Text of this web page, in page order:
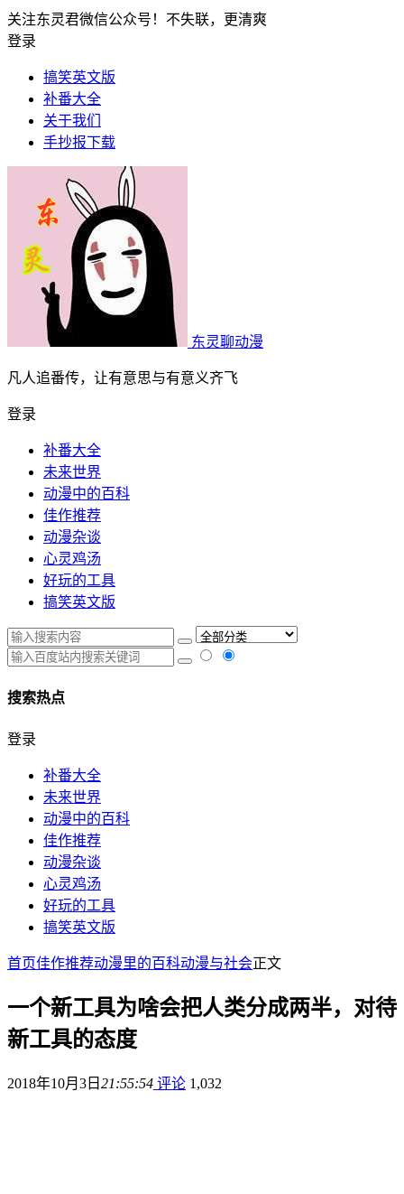
关注东灵君微信公众号！不失联，更清爽
登录
搞笑英文版
补番大全
关于我们
手抄报下载
东灵聊动漫
凡人追番传，让有意思与有意义齐飞
登录
补番大全
未来世界
动漫中的百科
佳作推荐
动漫杂谈
心灵鸡汤
好玩的工具
搞笑英文版
搜索热点
登录
补番大全
未来世界
动漫中的百科
佳作推荐
动漫杂谈
心灵鸡汤
好玩的工具
搞笑英文版
首页佳作推荐动漫里的百科动漫与社会正文
一个新工具为啥会把人类分成两半，对待
新工具的态度
2018年10月3日 21:55:54 评论 1,032